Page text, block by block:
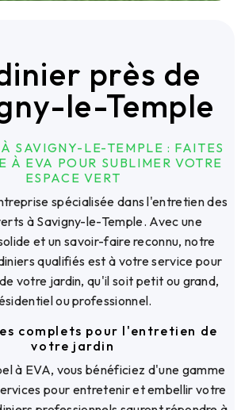
près de
le-Temple
SAVIGNY-LE-TEMPLE : FAITES
À EVA POUR SUBLIMER VOTRE
ESPACE VERT
spécialisée dans l'entretien des
à Savigny-le-Temple. Avec une
et un savoir-faire reconnu, notre
qualifiés est à votre service pour
votre jardin, qu'il soit petit ou grand,
ou professionnel.
complets pour l'entretien de
votre jardin
à EVA, vous bénéficiez d'une gamme
pour entretenir et embellir votre